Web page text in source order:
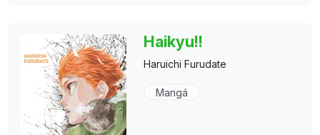
Haikyu!!
Haruichi Furudate
Mangá